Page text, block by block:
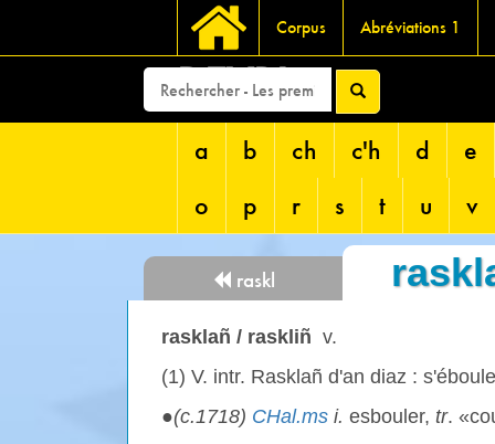
Corpus Abréviations 1
DEVRI
a b ch c'h d
e
o
p r s t u v
raskl
rasklañ / raskliñ v.
(1) V. intr. Rasklañ d'an diaz :
●(c.1718) CHal.ms i. esbouler, tr.